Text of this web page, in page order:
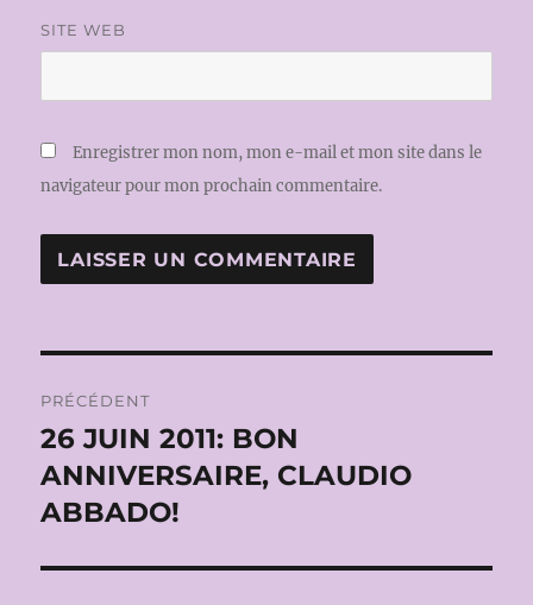
SITE WEB
Enregistrer mon nom, mon e-mail et mon site dans le
navigateur pour mon prochain commentaire.
de
l’article
PRÉCÉDENT
Publication
précédente :
26 JUIN 2011: BON
ANNIVERSAIRE, CLAUDIO
ABBADO!